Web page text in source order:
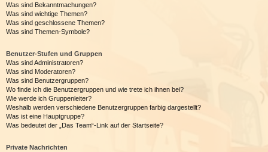
Was sind Bekanntmachungen?
Was sind wichtige Themen?
Was sind geschlossene Themen?
Was sind Themen-Symbole?
Benutzer-Stufen und Gruppen
Was sind Administratoren?
Was sind Moderatoren?
Was sind Benutzergruppen?
Wo finde ich die Benutzergruppen und wie trete ich ihnen bei?
Wie werde ich Gruppenleiter?
Weshalb werden verschiedene Benutzergruppen farbig dargestellt?
Was ist eine Hauptgruppe?
Was bedeutet der „Das Team“-Link auf der Startseite?
Private Nachrichten